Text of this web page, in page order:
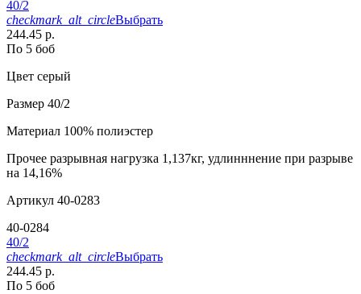
40/2
checkmark_alt_circleВыбрать
244.45 р.
По 5 боб
Цвет серый
Размер 40/2
Материал 100% полиэстер
Прочее разрывная нагрузка 1,137кг, удлинннение при разрыве
на 14,16%
Артикул 40-0283
40-0284
40/2
checkmark_alt_circleВыбрать
244.45 р.
По 5 боб